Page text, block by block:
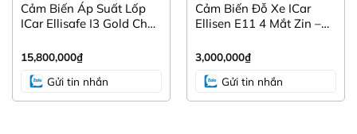
Cảm Biến Áp Suất Lốp
ICar Ellisafe I3 Gold Chất
15,800,000₫
Gửi tin nhắn
Cảm Biến Đỗ Xe ICar
Ellisen E11 4 Mắt Zin –
3,000,000₫
Gửi tin nhắn